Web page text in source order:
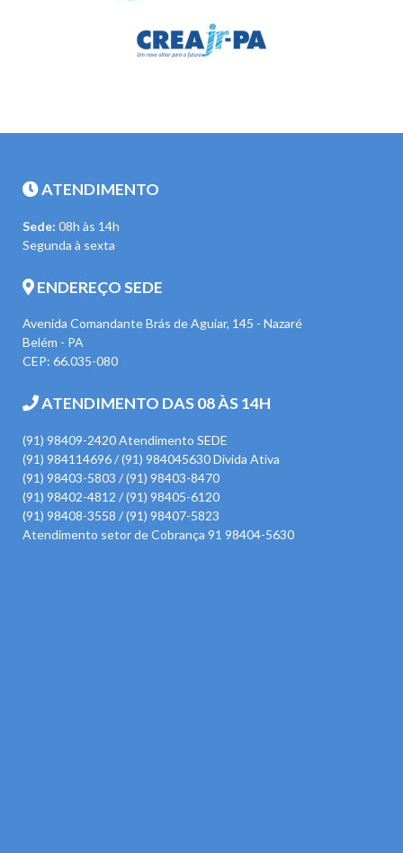
ATENDIMENTO
Sede: 08h às 14h
Segunda à sexta
ENDEREÇO SEDE
Avenida Comandante Brás de Aguiar, 145 - Nazaré
Belém - PA
CEP: 66.035-080
ATENDIMENTO DAS 08 ÀS 14H
(91) 98409-2420 Atendimento SEDE
(91) 984114696 / (91) 984045630 Divida Ativa
(91) 98403-5803 / (91) 98403-8470
(91) 98402-4812 / (91) 98405-6120
(91) 98408-3558 / (91) 98407-5823
Atendimento setor de Cobrança 91 98404-5630